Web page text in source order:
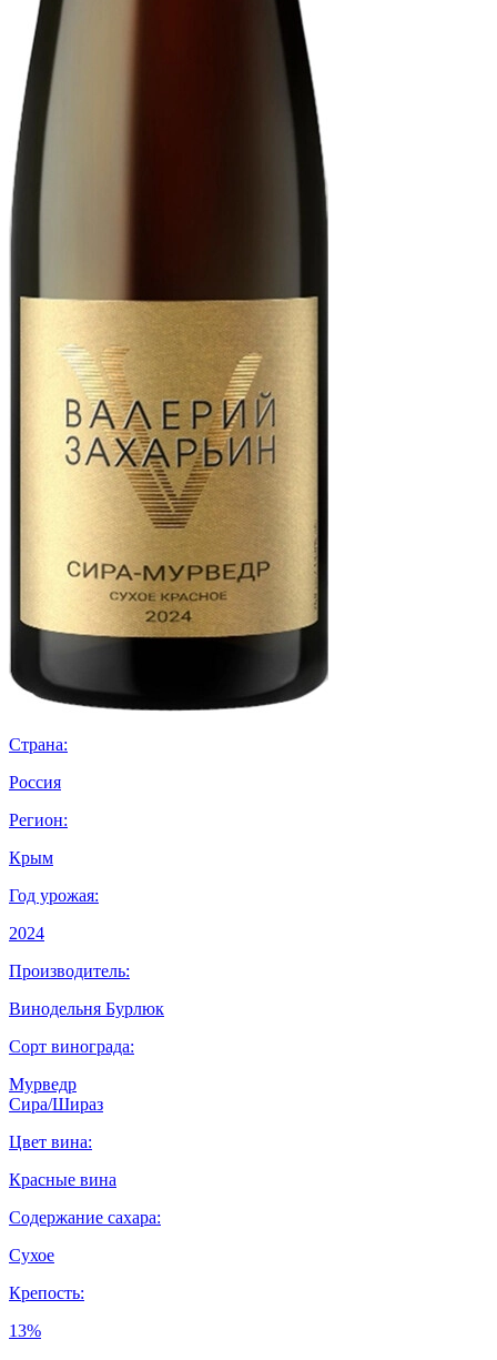
Страна:
Россия
Регион:
Крым
Год урожая:
2024
Производитель:
Винодельня Бурлюк
Сорт винограда:
Мурведр
Сира/Шираз
Цвет вина:
Красные вина
Содержание сахара:
Сухое
Крепость:
13%